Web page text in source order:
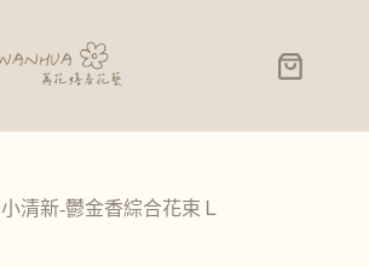
加入購物車
小清新-鬱金香綜合花束Ｌ